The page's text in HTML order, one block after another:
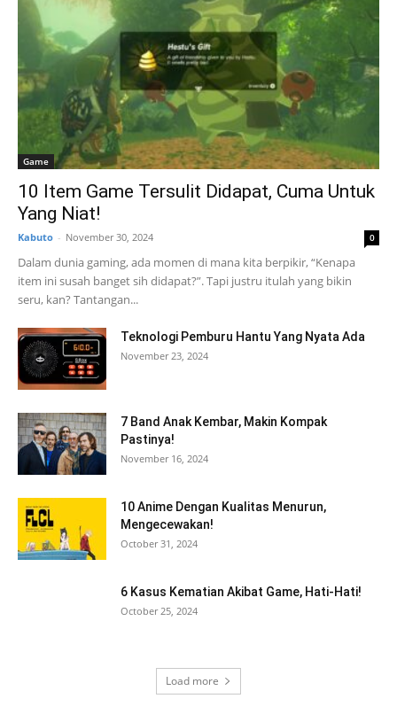
Game
10 Item Game Tersulit Didapat, Cuma Untuk
Yang Niat!
Kabuto - November 30, 2024 0
Dalam dunia gaming, ada momen di mana kita berpikir, “Kenapa
item ini susah banget sih didapat?”. Tapi justru itulah yang bikin
seru, kan? Tantangan...
Teknologi Pemburu Hantu Yang Nyata Ada
November 23, 2024
7 Band Anak Kembar, Makin Kompak
Pastinya!
November 16, 2024
10 Anime Dengan Kualitas Menurun,
Mengecewakan!
October 31, 2024
6 Kasus Kematian Akibat Game, Hati-Hati!
October 25, 2024
Load more